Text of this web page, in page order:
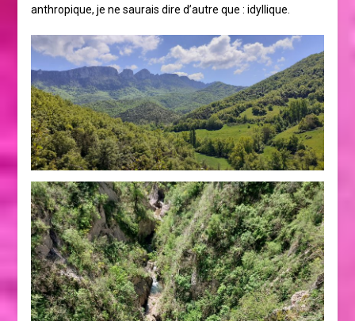
anthropique, je ne saurais dire d’autre que : idyllique.